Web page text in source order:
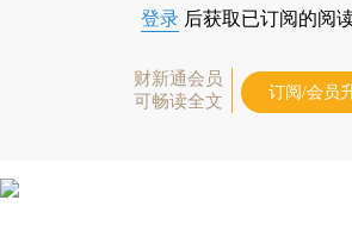
登录 后获取已订阅的阅
财新通会员
可畅读全文
订阅/会员